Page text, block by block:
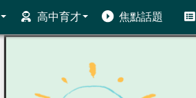
高中育才 焦點話題